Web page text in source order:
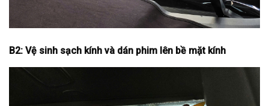
B2: Vệ sinh sạch kính và dán phim lên bề mặt kính